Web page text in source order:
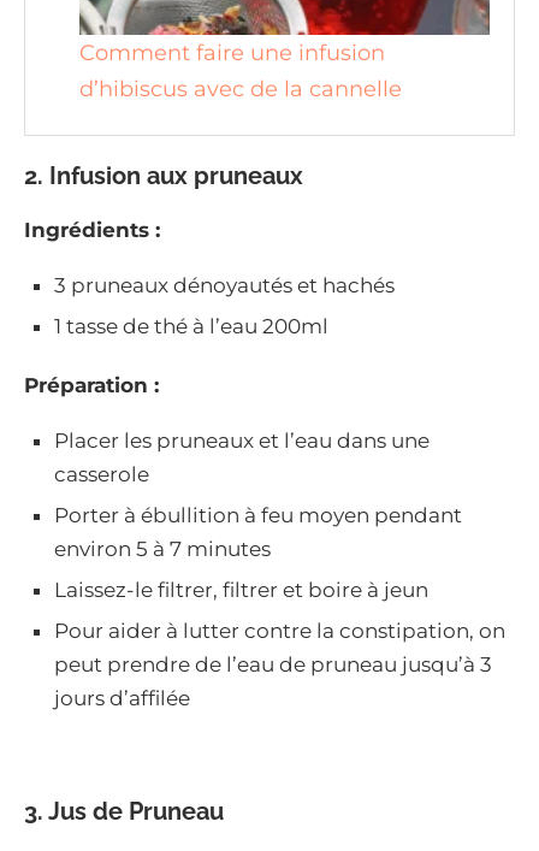
Comment faire une infusion
d’hibiscus avec de la cannelle
2. Infusion aux pruneaux
Ingrédients :
3 pruneaux dénoyautés et hachés
1 tasse de thé à l’eau 200ml
Préparation :
Placer les pruneaux et l’eau dans une
casserole
Porter à ébullition à feu moyen pendant
environ 5 à 7 minutes
Laissez-le filtrer, filtrer et boire à jeun
Pour aider à lutter contre la constipation, on
peut prendre de l’eau de pruneau jusqu’à 3
jours d’affilée
3. Jus de Pruneau